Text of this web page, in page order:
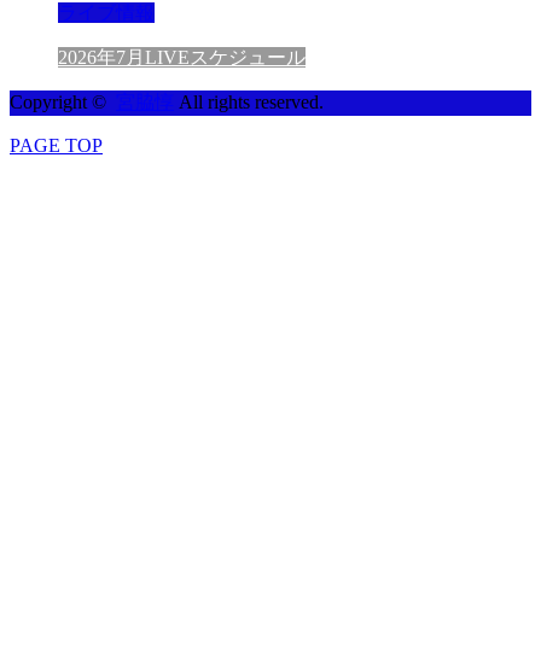
ライブ情報
2026年7月LIVEスケジュール
Copyright © 宮脇惇 All rights reserved.
PAGE TOP